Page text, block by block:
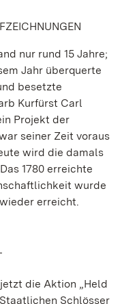
nur rund 15 Jahre;
Jahr überquerte
besetzte
Kurfürst Carl
Projekt der
seiner Zeit voraus
wird die damals
1780 erreichte
wurde
erreicht.
die Aktion „Held
Schlösser